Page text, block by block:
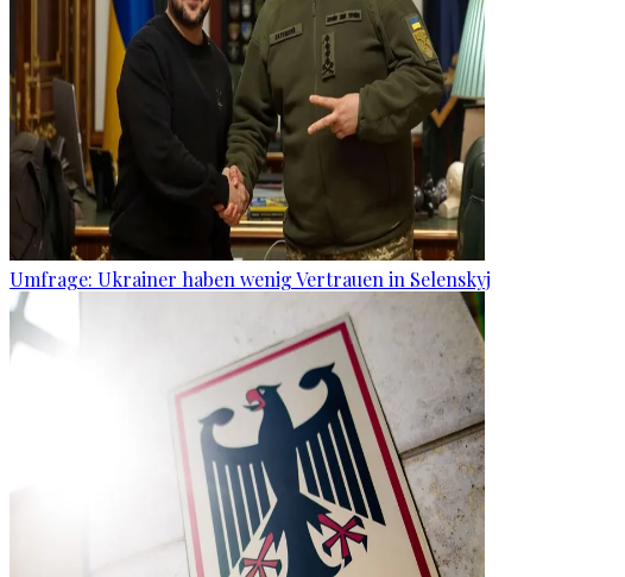
Umfrage: Ukrainer haben wenig Vertrauen in Selenskyj